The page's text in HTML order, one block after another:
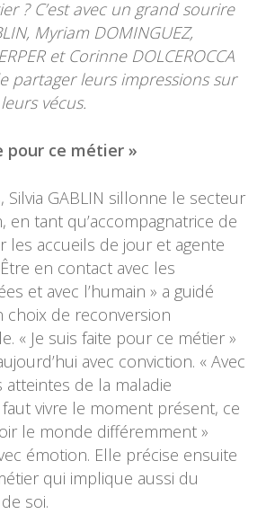
? C’est avec un grand sourire
Myriam DOMINGUEZ,
et Corinne DOLCEROCCA
partager leurs impressions sur
vécus.
pour ce métier »
Silvia GABLIN sillonne le secteur
en tant qu’accompagnatrice de
accueils de jour et agente
en contact avec les
et avec l’humain » a guidé
choix de reconversion
« Je suis faite pour ce métier »
avec conviction. « Avec
de la maladie
faut vivre le moment présent, ce
le monde différemment »
émotion. Elle précise ensuite
qui implique aussi du
soi.